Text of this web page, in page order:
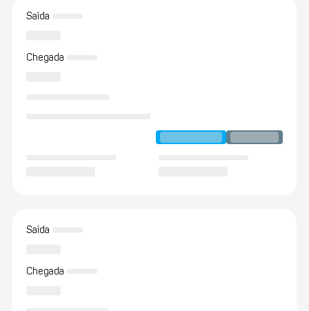
Saída
Chegada
Saída
Chegada